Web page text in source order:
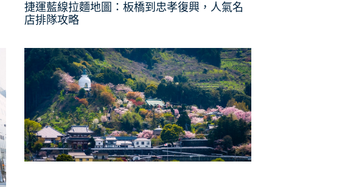
捷運藍線拉麵地圖：板橋到忠孝復興，人氣名
店排隊攻略